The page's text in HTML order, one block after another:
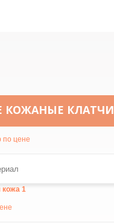
КОЖАНЫЕ КЛАТЧИ
кожа 1